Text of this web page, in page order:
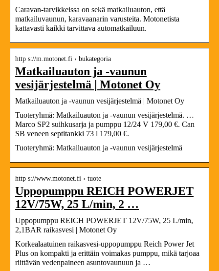
Caravan-tarvikkeissa on sekä matkailuauton, että
matkailuvaunun, karavaanarin varusteita. Motonetista
kattavasti kaikki tarvittava automatkailuun.
http s://m.motonet.fi › bukategoria
Matkailuauton ja -vaunun
vesijärjestelmä | Motonet Oy
Matkailuauton ja -vaunun vesijärjestelmä | Motonet Oy
Tuoteryhmä: Matkailuauton ja -vaunun vesijärjestelmä. …
Marco SP2 suihkusarja ja pumppu 12/24 V 179,00 €. Can
SB veneen septitankki 73 l 179,00 €.
Tuoteryhmä: Matkailuauton ja -vaunun vesijärjestelmä
http s://www.motonet.fi › tuote
Uppopumppu REICH POWERJET
12V/75W, 25 L/min, 2 …
Uppopumppu REICH POWERJET 12V/75W, 25 L/min,
2,1BAR raikasvesi | Motonet Oy
Korkealaatuinen raikasvesi-uppopumppu Reich Power Jet
Plus on kompakti ja erittäin voimakas pumppu, mikä tarjoaa
riittävän vedenpaineen asuntovaunuun ja …